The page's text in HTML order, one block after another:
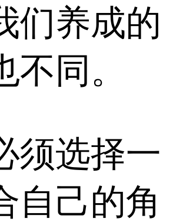
们养成的
不同。
须选择一
自己的角